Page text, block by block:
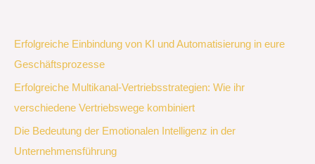
Erfolgreiche Einbindung von KI und Automatisierung in eure
Geschäftsprozesse
Erfolgreiche Multikanal-Vertriebsstrategien: Wie ihr
verschiedene Vertriebswege kombiniert
Die Bedeutung der Emotionalen Intelligenz in der
Unternehmensführung